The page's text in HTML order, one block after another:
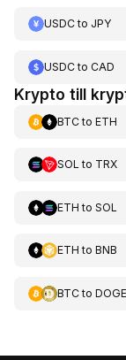
USDCto JPY
USDCto CAD
Krypto till
BTCto ETH
SOL to TRX
ETH to SOL
ETH to BNB
BTCto DOGE